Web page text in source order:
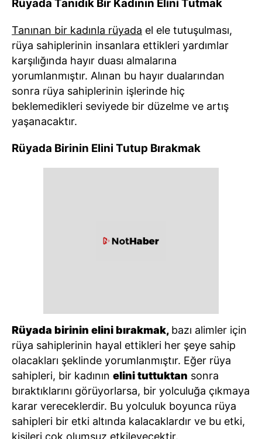
Rüyada Tanıdık Bir Kadının Elini Tutmak
Tanınan bir kadınla rüyada el ele tutuşulması,
rüya sahiplerinin insanlara ettikleri yardımlar
karşılığında hayır duası almalarına
yorumlanmıştır. Alınan bu hayır dualarından
sonra rüya sahiplerinin işlerinde hiç
beklemedikleri seviyede bir düzelme ve artış
yaşanacaktır.
Rüyada Birinin Elini Tutup Bırakmak
Rüyada birinin elini bırakmak, bazı alimler için
rüya sahiplerinin hayal ettikleri her şeye sahip
olacakları şeklinde yorumlanmıştır. Eğer rüya
sahipleri, bir kadının elini tuttuktan sonra
bıraktıklarını görüyorlarsa, bir yolculuğa çıkmaya
karar vereceklerdir. Bu yolculuk boyunca rüya
sahipleri bir etki altında kalacaklardır ve bu etki,
kişileri çok olumsuz etkileyecektir.